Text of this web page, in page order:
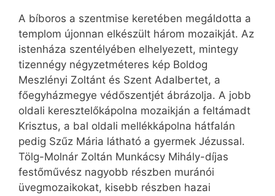
A bíboros a szentmise keretében megáldotta a
templom újonnan elkészült három mozaikját. Az
istenháza szentélyében elhelyezett, mintegy
tizennégy négyzetméteres kép Boldog
Meszlényi Zoltánt és Szent Adalbertet, a
főegyházmegye védőszentjét ábrázolja. A jobb
oldali keresztelőkápolna mozaikján a feltámadt
Krisztus, a bal oldali mellékkápolna hátfalán
pedig Szűz Mária látható a gyermek Jézussal.
Tölg-Molnár Zoltán Munkácsy Mihály-díjas
festőművész nagyobb részben muránói
üvegmozaikokat, kisebb részben hazai